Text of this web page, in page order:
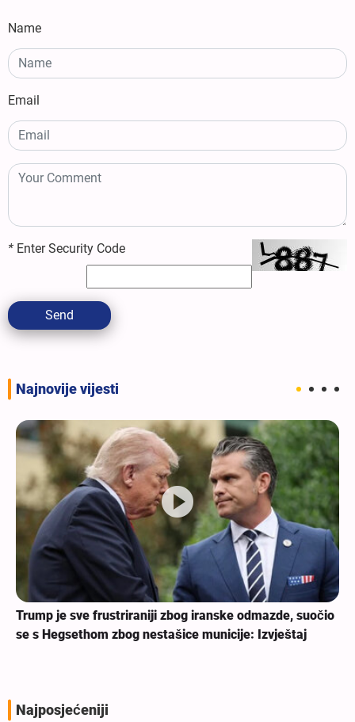
Name
Email
* Enter Security Code
Send
Najnovije vijesti
Trump je sve frustriraniji zbog iranske odmazde, suočio
se s Hegsethom zbog nestašice municije: Izvještaj
Najposjećeniji